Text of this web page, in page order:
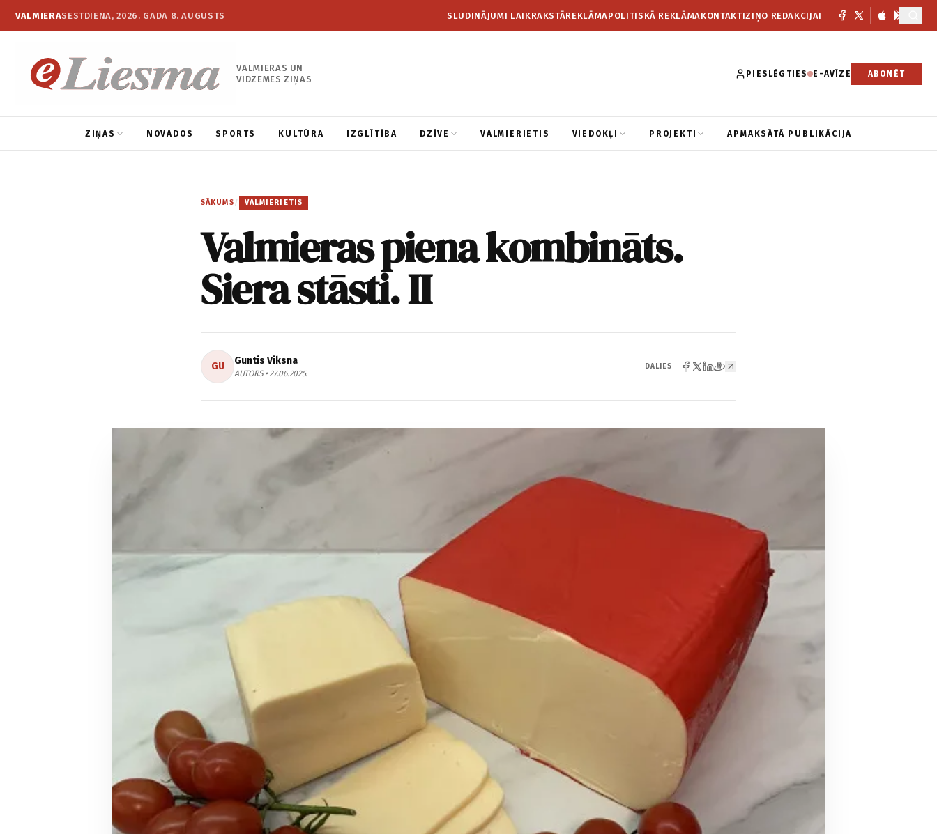
VALMIERASESTDIENA, 2026. GADA 8. AUGUSTS SLUDINĀJUMI LAIKRAKSTĀREKLĀMAPOLITISKĀ REKLĀMAKONTAKTIZIŅO REDAKCIJAI
VALMIERAS UN
VIDZEMES ZIŅAS
PIESLĒGTIES E-AVĪZE ABONĒT
ZIŅAS NOVADOS SPORTS KULTŪRA IZGLĪTĪBA DZĪVE VALMIERIETIS VIEDOKĻI PROJEKTI APMAKSĀTĀ PUBLIKĀCIJA
SĀKUMS / VALMIERIETIS
Valmieras piena kombināts.
Siera stāsti. II
GU Guntis Vīksna
AUTORS • 27.06.2025.
DALIES